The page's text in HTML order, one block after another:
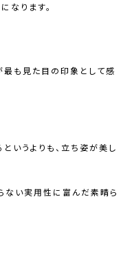
なります。
最も見た目の印象として感
いうよりも、立ち姿が美し
ない実用性に富んだ素晴ら